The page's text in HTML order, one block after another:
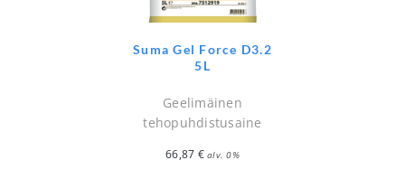
Suma Gel Force D3.2
5L
Geelimäinen
tehopuhdistusaine
66,87 € alv. 0%